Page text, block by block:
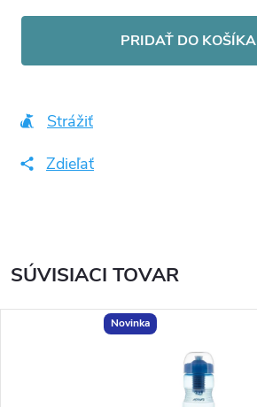
PRIDAŤ DO KOŠÍKA
Strážiť
Zdieľať
SÚVISIACI TOVAR
Novinka